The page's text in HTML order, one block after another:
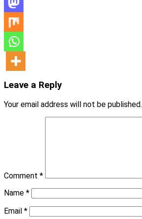
Leave a Reply
Your email address will not be published.
Comment *
Name *
Email *